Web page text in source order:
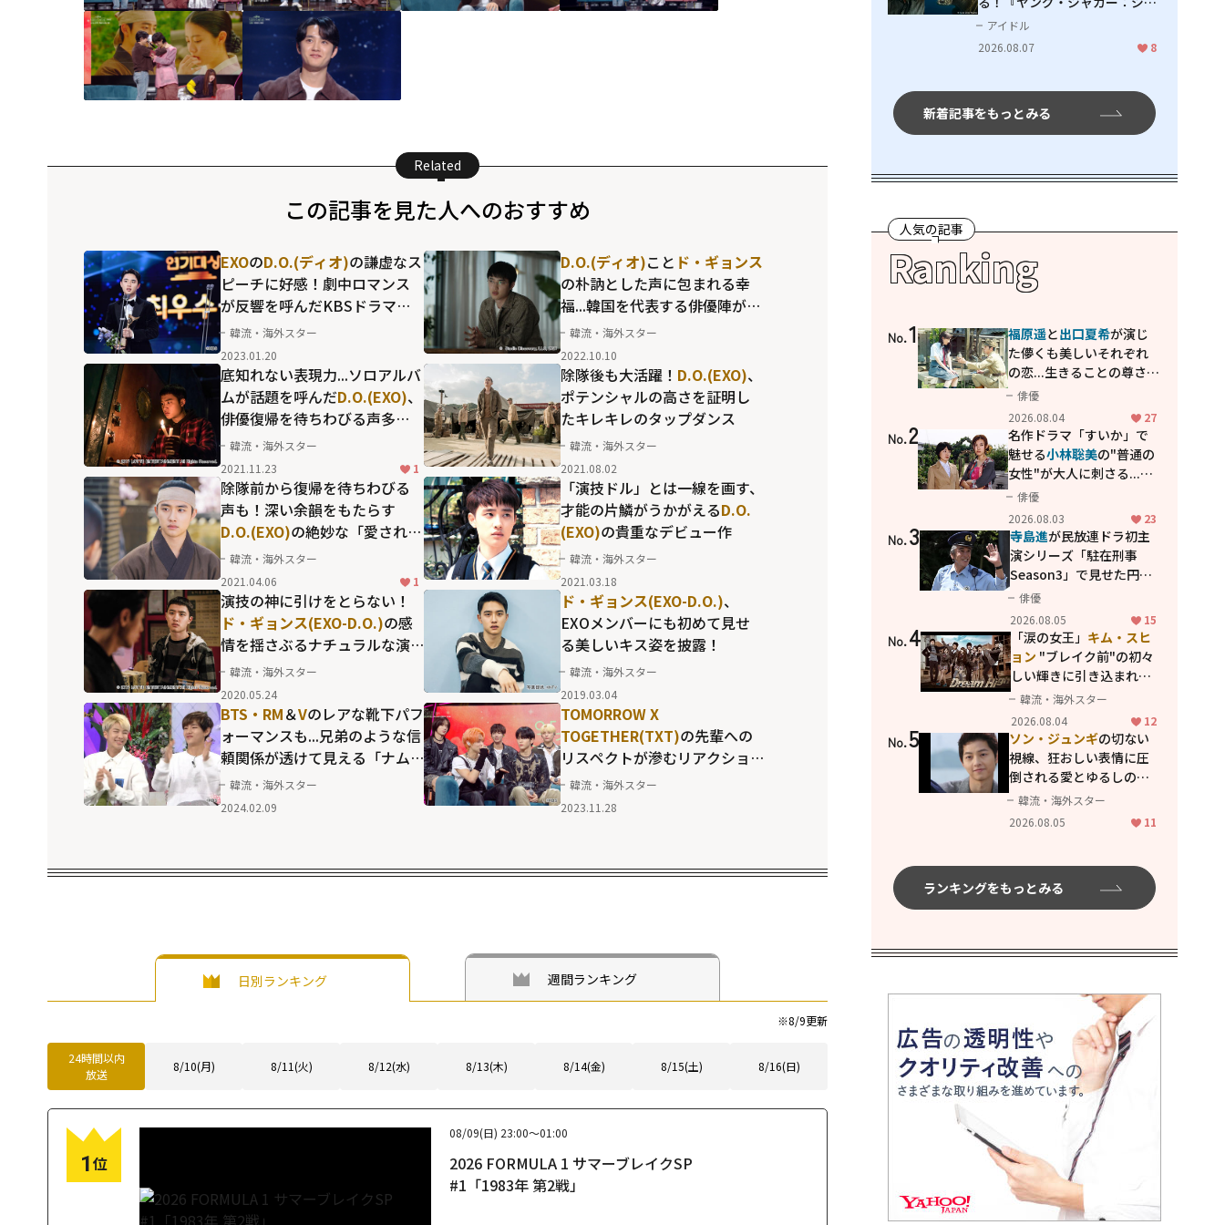
Related
この記事を見た人へのおすすめ
EXOのD.O.(ディオ)の謙虚なス
ピーチに好感！劇中ロマンス
が反響を呼んだKBSドラマの
ベストカップルたち
韓流・海外スター
2023.01.20
D.O.(ディオ)こと ド・ギョンス
の朴訥とした声に包まれる幸
福...韓国を代表する俳優陣が生
み出す世界観に没入
韓流・海外スター
2022.10.10
底知れない表現力...ソロアルバ
ムが話題を呼んだD.O.(EXO)、
俳優復帰を待ちわびる声多
数！
韓流・海外スター
2021.11.23
1
除隊後も大活躍！ D.O.(EXO)、
ポテンシャルの高さを証明し
たキレキレのタップダンス
韓流・海外スター
2021.08.02
除隊前から復帰を待ちわびる
声も！深い余韻をもたらす
D.O.(EXO)の絶妙な「愛され演
技」
韓流・海外スター
2021.04.06
1
「演技ドル」とは一線を画す、
才能の片鱗がうかがえるD.O.
(EXO)の貴重なデビュー作
韓流・海外スター
2021.03.18
演技の神に引けをとらない！
ド・ギョンス(EXO-D.O.)の感
情を揺さぶるナチュラルな演
技韓流・海外スター
2020.05.24
ド・ギョンス(EXO-D.O.)、
EXOメンバーにも初めて見せ
る美しいキス姿を披露！
韓流・海外スター
2019.03.04
BTS・RM＆Vのレアな靴下パフ
ォーマンスも...兄弟のような信
頼関係が透けて見える「ナム
テテ」のお宝バラエティ
韓流・海外スター
2024.02.09
TOMORROW X
TOGETHER(TXT)の先輩への
リスペクトが滲むリアクショ
ンに好感！ボムギュ
ュン の貴重なショットも満載
韓流・海外スター
2023.11.28
日別ランキング 週間ランキング
※8/9更新
24時間以内
放送
8/10(月) 8/11(火) 8/12(水) 8/13(木) 8/14(金) 8/15(土) 8/16(日)
1位
08/09(日) 23:00～01:00
2026 FORMULA 1 サマーブレイクSP
#1「1983年 第2戦」
ングル王への道』『ジャガーと
ウミガメの物語：熱帯林の守護
アイドル
2026.08.07
8
新着記事をもっとみる
人気の記事
Ranking
No.1 福原遥と出口夏希が演じ
た儚くも美しいそれぞれ
の恋...生きることの尊さを
教えてくれた映画「あの
花が咲く丘で、君とまた出
会えたら。」
俳優
2026.08.04
27
No.2
名作ドラマ「すいか」で
魅せる小林聡美の"普通の
女性"が大人に刺さる...映
画「かもめ食堂」にも通
じる静かな芝居
俳優
2026.08.03
23
No.3 寺島進が民放連ドラ初主
演シリーズ「駐在刑事
Season3」で見せた円熟
の演技
俳優
2026.08.05
15
No.4 「涙の女王」 キム・スヒ
ョン "ブレイク前"の初々
しい輝きに引き込まれ
る...2PM テギョン
共演の青春名作「ドリー
ムハイ」
韓流・海外スター
2026.08.04
12
No.5 ソン・ジュンギの切ない
視線、狂おしい表情に圧
倒される――愛とゆるしの人
間ドラマ「優しい男」
韓流・海外スター
2026.08.05
11
ランキングをもっとみる